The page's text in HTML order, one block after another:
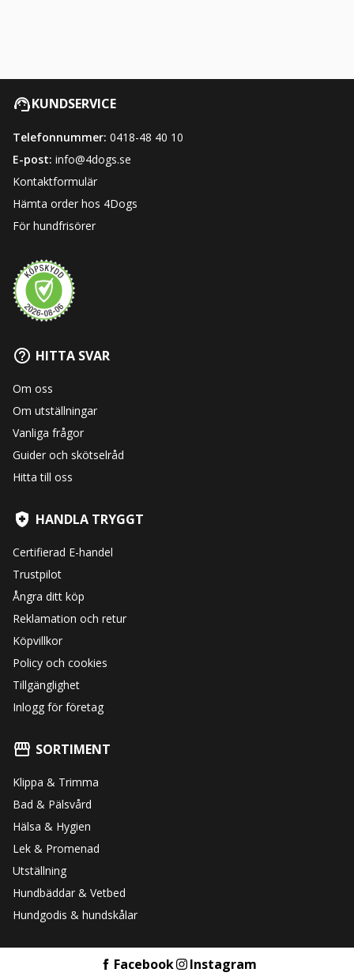
KUNDSERVICE
Telefonnummer: 0418-48 40 10
E-post: info@4dogs.se
Kontaktformulär
Hämta order hos 4Dogs
För hundfrisörer
HITTA SVAR
Om oss
Om utställningar
Vanliga frågor
Guider och skötselråd
Hitta till oss
HANDLA TRYGGT
Certifierad E-handel
Trustpilot
Ångra ditt köp
Reklamation och retur
Köpvillkor
Policy och cookies
Tillgänglighet
Inlogg för företag
SORTIMENT
Klippa & Trimma
Bad & Pälsvård
Hälsa & Hygien
Lek & Promenad
Utställning
Hundbäddar & Vetbed
Hundgodis & hundskålar
Facebook Instagram